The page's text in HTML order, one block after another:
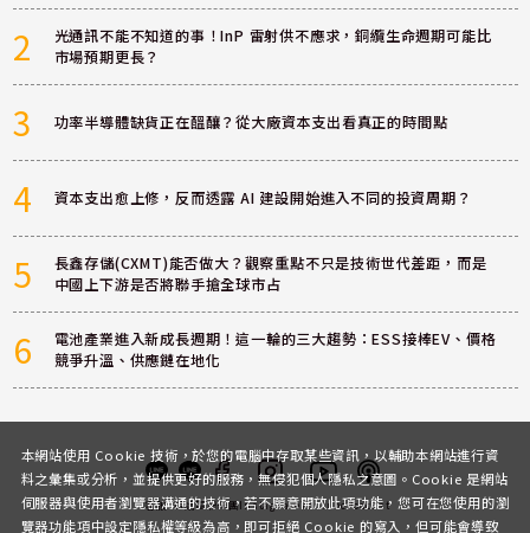
2
光通訊不能不知道的事！InP 雷射供不應求，銅纜生命週期可能比
市場預期更長？
3 功率半導體缺貨正在醞釀？從大廠資本支出看真正的時間點
4 資本支出愈上修，反而透露 AI 建設開始進入不同的投資周期？
5
長鑫存儲(CXMT)能否做大？觀察重點不只是技術世代差距，而是
中國上下游是否將聯手搶全球市占
6
電池產業進入新成長週期！這一輪的三大趨勢：ESS接棒EV、價格
競爭升溫、供應鏈在地化
客服 討論區粉絲團InstagramYoutubePodcast
本網站使用 Cookie 技術，於您的電腦中存取某些資訊，以輔助本網站進行資
料之彙集或分析，並提供更好的服務，無侵犯個人隱私之意圖。Cookie 是網站
伺服器與使用者瀏覽器溝通的技術，若不願意開放此項功能，您可在您使用的瀏
覽器功能項中設定隱私權等級為高，即可拒絕 Cookie 的寫入，但可能會導致